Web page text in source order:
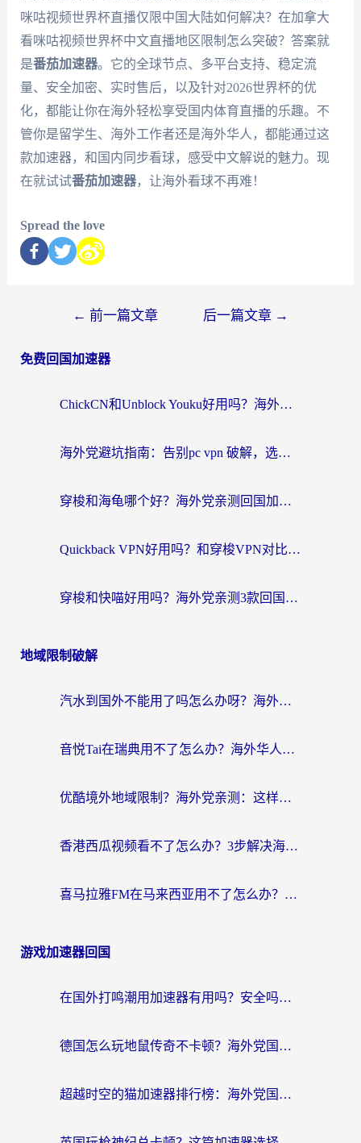
咪咕视频世界杯直播仅限中国大陆如何解决？在加拿大
看咪咕视频世界杯中文直播地区限制怎么突破？答案就
是番茄加速器。它的全球节点、多平台支持、稳定流
量、安全加密、实时售后，以及针对2026世界杯的优
化，都能让你在海外轻松享受国内体育直播的乐趣。不
管你是留学生、海外工作者还是海外华人，都能通过这
款加速器，和国内同步看球，感受中文解说的魅力。现
在就试试番茄加速器，让海外看球不再难！
Spread the love
← 前一篇文章 后一篇文章 →
免费回国加速器
ChickCN和Unblock Youku好用吗？海外党亲测3款回国加速器，附iOS免费选择指南
海外党避坑指南：告别pc vpn 破解，选对回国加速器轻松访问国内资源
穿梭和海龟哪个好？海外党亲测回国加速器，附电脑免费VPN推荐
Quickback VPN好用吗？和穿梭VPN对比哪个回国效果更好？海外党必看的真实测评与选择指南
穿梭和快喵好用吗？海外党亲测3款回国加速器，附日本回国VPN避坑指南
地域限制破解
汽水到国外不能用了吗怎么办呀？海外党追剧看片的救星在这里！
音悦Tai在瑞典用不了怎么办？海外华人追剧听歌的实用指南
优酷境外地域限制？海外党亲测：这样看国内剧再也不卡（附3个实用场景解决）
香港西瓜视频看不了怎么办？3步解决海外追剧难题，附靠谱加速器推荐
喜马拉雅FM在马来西亚用不了怎么办？海外华人亲测有效的回国加速指南
游戏加速器回国
在国外打鸣潮用加速器有用吗？安全吗？海外玩家国服游戏加速全指南
德国怎么玩地鼠传奇不卡顿？海外党国服游戏加速全攻略（含战双EVE实用指南）
超越时空的猫加速器排行榜：海外党国服游戏不卡顿的终极选择指南